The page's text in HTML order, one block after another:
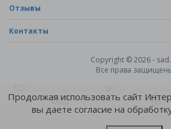
Отзывы
Контакты
Copyright © 2026 -
Все права
Продолжая использовать сайт
вы даете согласие на